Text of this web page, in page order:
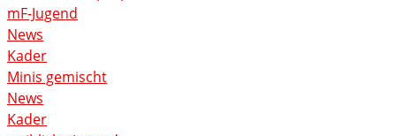
mF-Jugend
News
Kader
Minis gemischt
News
Kader